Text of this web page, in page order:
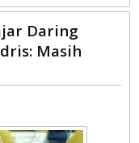
Daring
Masih